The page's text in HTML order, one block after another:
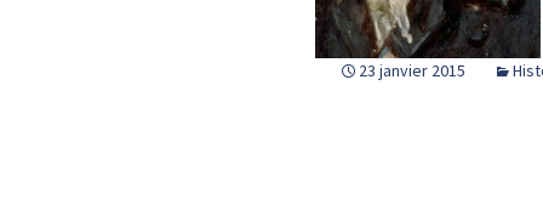
23 janvier 2015